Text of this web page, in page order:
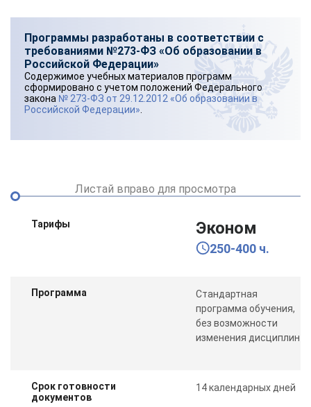
Программы разработаны в соответствии с
требованиями №273-ФЗ «Об образовании в
Российской Федерации»
Содержимое учебных материалов программ
сформировано с учетом положений Федерального
закона № 273-ФЗ от 29.12.2012 «Об образовании в
Российской Федерации»
Листай вправо для просмотра
Тарифы Эконом
250-400 ч.
Программа
Стандартная
программа обучения,
без возможности
изменения дисциплин
Срок готовности
документов
14 календарных дней